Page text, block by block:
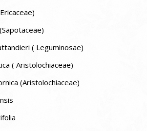
( Leguminosae)
( Aristolochiaceae)
(Aristolochiaceae)